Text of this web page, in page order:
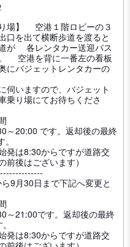
り場】 空港１階ロビーの３
口を出て横断歩道を渡ると
が 各レンタカー送迎バス
空港を背に一番左の看板
にバジェットレンタカーの
伺いますので、バジェット
乗り場にてお待ちくださ
20:00 です。返却後の最終
発は8:30からですが道路交
前後はございます）
9月30日まで下記へ変更と
21:00です。返却後の最終
発は8:30からですが道路交